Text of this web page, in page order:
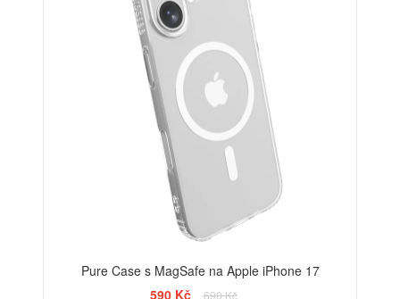
Pure Case s MagSafe na Apple iPhone 17
590 Kč
690 Kč